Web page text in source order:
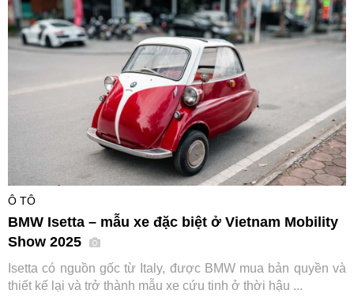
Ô TÔ
BMW Isetta – mẫu xe đặc biệt ở Vietnam Mobility
Show 2025
Isetta có nguồn gốc từ Italy, được BMW mua bản quyền và
thiết kế lại và trở thành mẫu xe cứu tinh ở thời hậu ...